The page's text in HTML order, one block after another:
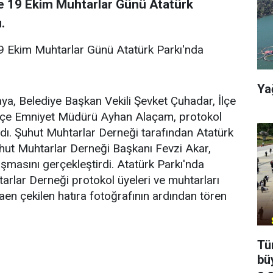
19 Ekim Muhtarlar Günü Atatürk
Muhtarlar Günü Atatürk Parkı'nda
Belediye Başkan Vekili Şevket Çuhadar, İlçe
Emniyet Müdürü Ayhan Alaçam, protokol
Şuhut Muhtarlar Derneği tarafından Atatürk
Muhtarlar Derneği Başkanı Fevzi Akar,
gerçekleştirdi. Atatürk Parkı'nda
Derneği protokol üyeleri ve muhtarları
çekilen hatıra fotoğrafının ardından tören